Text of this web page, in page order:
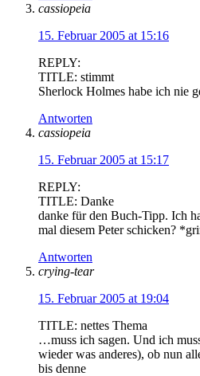
cassiopeia
15. Februar 2005 at 15:16
REPLY:
TITLE: stimmt
Sherlock Holmes habe ich nie
Antworten
cassiopeia
15. Februar 2005 at 15:17
REPLY:
TITLE: Danke
danke für den Buch-Tipp. Ich
mal diesem Peter schicken?
Antworten
crying-tear
15. Februar 2005 at 19:04
TITLE: nettes Thema
…muss ich sagen. Und ich
wieder was anderes), ob nun
bis denne